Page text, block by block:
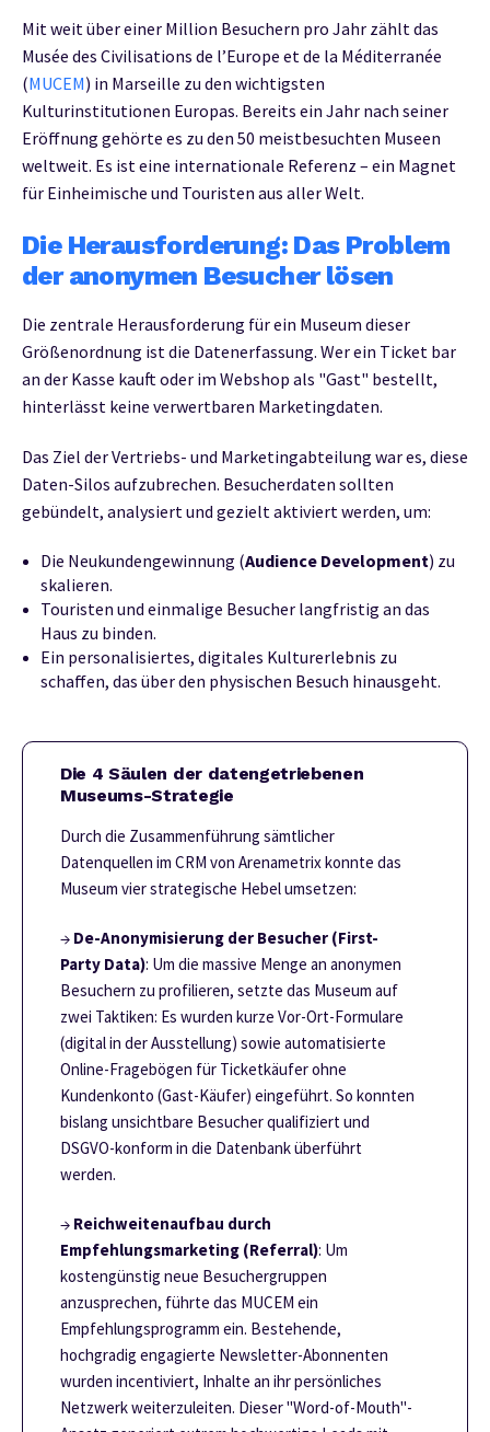
Mit weit über einer Million Besuchern pro Jahr zählt das
Musée des Civilisations de l’Europe et de la Méditerranée
(MUCEM) in Marseille zu den wichtigsten
Kulturinstitutionen Europas. Bereits ein Jahr nach seiner
Eröffnung gehörte es zu den 50 meistbesuchten Museen
weltweit. Es ist eine internationale Referenz – ein Magnet
für Einheimische und Touristen aus aller Welt.
Die Herausforderung: Das Problem
der anonymen Besucher lösen
Die zentrale Herausforderung für ein Museum dieser
Größenordnung ist die Datenerfassung. Wer ein Ticket bar
an der Kasse kauft oder im Webshop als "Gast" bestellt,
hinterlässt keine verwertbaren Marketingdaten.
Das Ziel der Vertriebs- und Marketingabteilung war es, diese
Daten-Silos aufzubrechen. Besucherdaten sollten
gebündelt, analysiert und gezielt aktiviert werden, um:
Die Neukundengewinnung (Audience Development) zu
skalieren.
Touristen und einmalige Besucher langfristig an das
Haus zu binden.
Ein personalisiertes, digitales Kulturerlebnis zu
schaffen, das über den physischen Besuch hinausgeht.
Die 4 Säulen der datengetriebenen
Museums-Strategie
Durch die Zusammenführung sämtlicher
Datenquellen im CRM von Arenametrix konnte das
Museum vier strategische Hebel umsetzen:
→ De-Anonymisierung der Besucher (First-
Party Data): Um die massive Menge an anonymen
Besuchern zu profilieren, setzte das Museum auf
zwei Taktiken: Es wurden kurze Vor-Ort-Formulare
(digital in der Ausstellung) sowie automatisierte
Online-Fragebögen für Ticketkäufer ohne
Kundenkonto (Gast-Käufer) eingeführt. So konnten
bislang unsichtbare Besucher qualifiziert und
DSGVO-konform in die Datenbank überführt
werden.
→ Reichweitenaufbau durch
Empfehlungsmarketing (Referral): Um
kostengünstig neue Besuchergruppen
anzusprechen, führte das MUCEM ein
Empfehlungsprogramm ein. Bestehende,
hochgradig engagierte Newsletter-Abonnenten
wurden incentiviert, Inhalte an ihr persönliches
Netzwerk weiterzuleiten. Dieser "Word-of-Mouth"-